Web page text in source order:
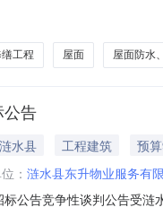
顶层屋面防水及一层露
台渗漏
工程 屋面 屋面防水
告
水县 工程建筑
预
： 涟水县东升物业服务有
公告竞争性谈判公告受